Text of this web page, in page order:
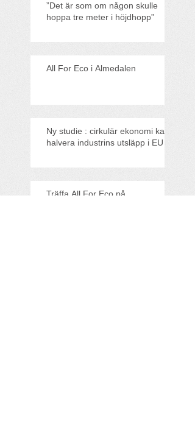
”Det är som om någon skulle
hoppa tre meter i höjdhopp”
All For Eco i Almedalen
Ny studie : cirkulär ekonomi kan
halvera industrins utsläpp i EU
Träffa All For Eco på